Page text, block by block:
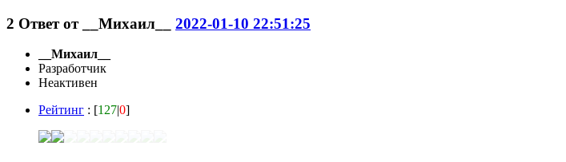
2 Ответ от __Михаил__ 2022-01-10 22:51:25
__Михаил__
Разработчик
Неактивен
Рейтинг : [127|0]